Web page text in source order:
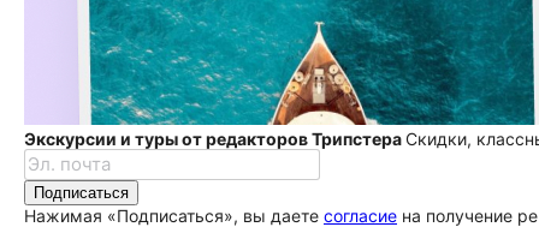
Экскурсии и туры от редакторов ТрипстераСкидки,
Подписаться
Нажимая «Подписаться», вы даете согласие на получение